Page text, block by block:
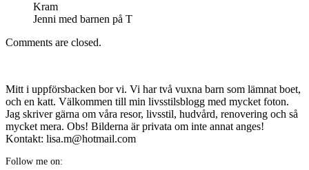
Kram
Jenni med barnen på T
Comments are closed.
Mitt i uppförsbacken bor vi. Vi har två vuxna barn som lämnat boet,
och en katt. Välkommen till min livsstilsblogg med mycket foton.
Jag skriver gärna om våra resor, livsstil, hudvård, renovering och så
mycket mera. Obs! Bilderna är privata om inte annat anges!
Kontakt: lisa.m@hotmail.com
Follow me on: